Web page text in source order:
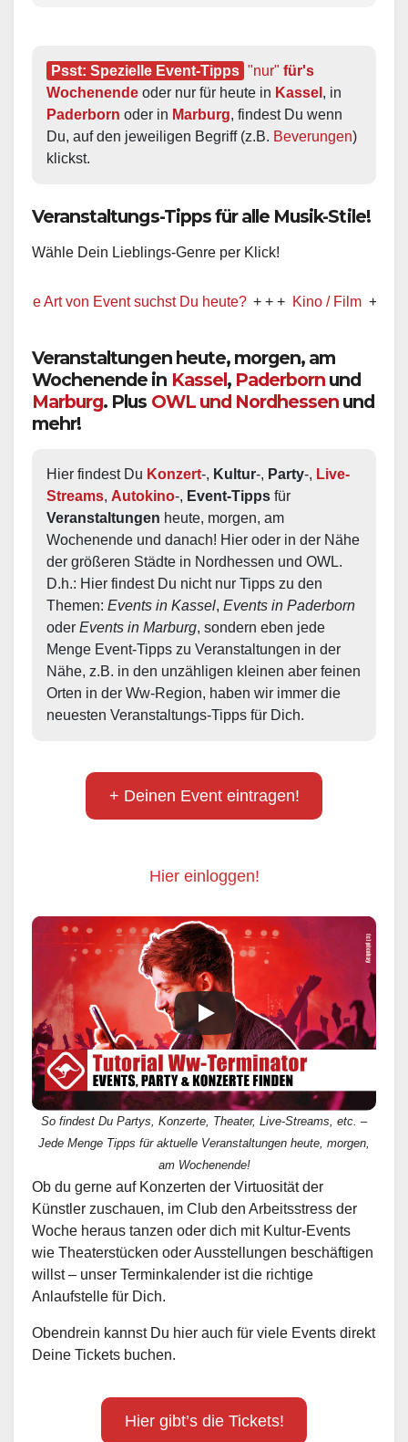
Psst: Spezielle Event-Tipps "nur" für's
Wochenende oder nur für heute in Kassel
Paderborn oder in Marburg, findest Du wenn
Du, auf den jeweiligen Begriff (z.B. Beverungen)
klickst.
Veranstaltungs-Tipps für alle Musik-Stile!
Wähle Dein Lieblings-Genre per Klick!
von Event suchst Du heute? + + + Kino / Film + + + Ww
Veranstaltungen heute, morgen, am
Wochenende in Kassel, Paderborn und
Marburg. Plus OWL und Nordhessen und
mehr!
Hier findest Du Konzert-, Kultur-, Party-, Live-
Streams, Autokino-, Event-Tipps
Veranstaltungen heute, morgen, am
Wochenende und danach! Hier oder in der Nähe
der größeren Städte in Nordhessen und OWL.
D.h.: Hier findest Du nicht nur Tipps zu den
Themen: Events in Kassel, Events in Paderborn
oder Events in Marburg, sondern eben jede
Menge Event-Tipps zu Veranstaltungen in der
Nähe, z.B. in den unzähligen kleinen aber feinen
Orten in der Ww-Region, haben wir immer die
neuesten Veranstaltungs-Tipps für Dich.
+ Deinen Event eintragen!
Hier einloggen!
So findest Du Partys, Konzerte, Theater, Live-Streams, etc. –
Jede Menge Tipps für aktuelle Veranstaltungen heute, morgen,
am Wochenende!
Ob du gerne auf Konzerten der Virtuosität der
Künstler zuschauen, im Club den Arbeitsstress der
Woche heraus tanzen oder dich mit Kultur-Events
wie Theaterstücken oder Ausstellungen beschäftigen
willst – unser Terminkalender ist die richtige
Anlaufstelle für Dich.
Obendrein kannst Du hier auch für viele Events direkt
Deine Tickets buchen.
Hier gibt’s die Tickets!